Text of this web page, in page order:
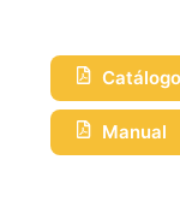
Catálogo
Manual